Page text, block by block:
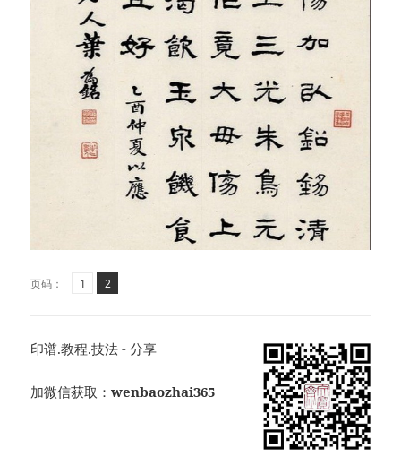
页码： 页1 ,
页
2
印谱.教程.技法 - 分享
加微信获取：wenbaozhai365